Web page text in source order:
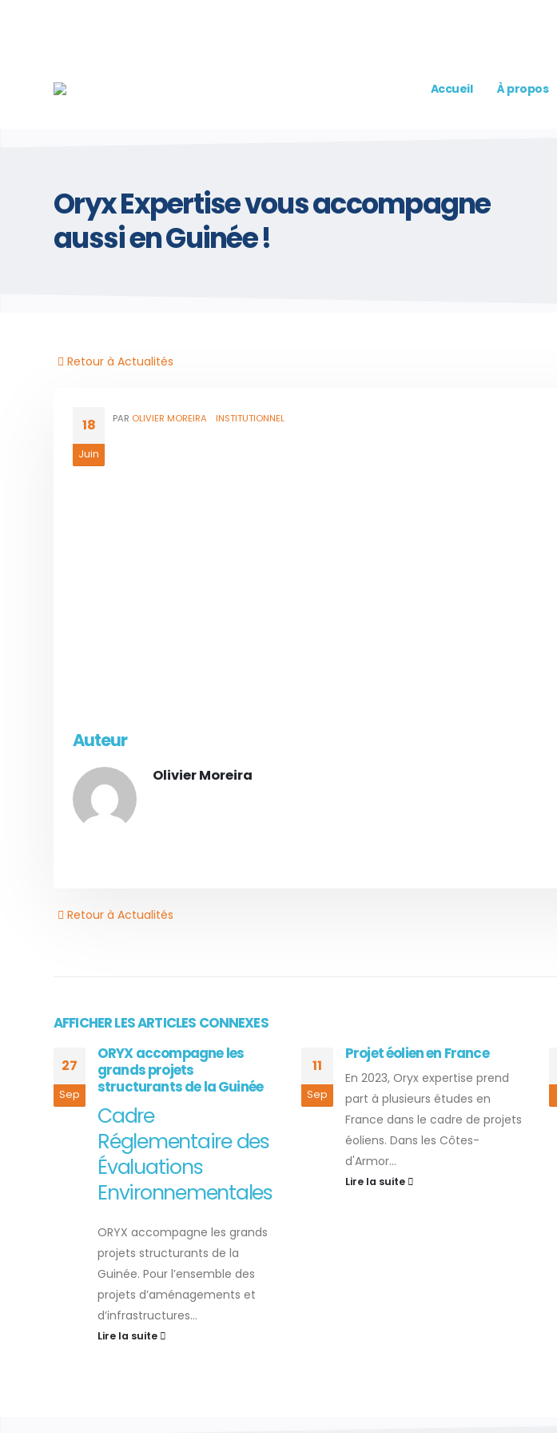
Accueil À propos
Oryx Expertise vous accompagne
aussi en Guinée !
Retour à Actualités
18
Juin
PAR OLIVIER MOREIRA INSTITUTIONNEL
Auteur
Olivier Moreira
Retour à Actualités
AFFICHER LES ARTICLES CONNEXES
27
Sep
ORYX accompagne les
grands projets
structurants de la Guinée
Cadre
Réglementaire des
Évaluations
Environnementales
ORYX accompagne les grands
projets structurants de la
Guinée. Pour l’ensemble des
projets d’aménagements et
d’infrastructures...
Lire la suite
11
Sep
Projet éolien en France
En 2023, Oryx expertise prend
part à plusieurs études en
France dans le cadre de projets
éoliens. Dans les Côtes-
d'Armor...
Lire la suite